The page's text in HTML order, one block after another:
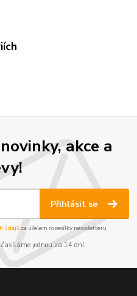
akce a
Přihlásit se
údajůza účelem rozesílky newsletteru.
jednou za 14 dní.